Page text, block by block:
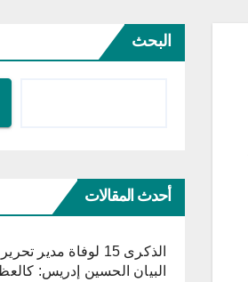
البحث
أحدث المقالات
الذكرى 15 لوفاة مدير
البيان الحسين إدريس: